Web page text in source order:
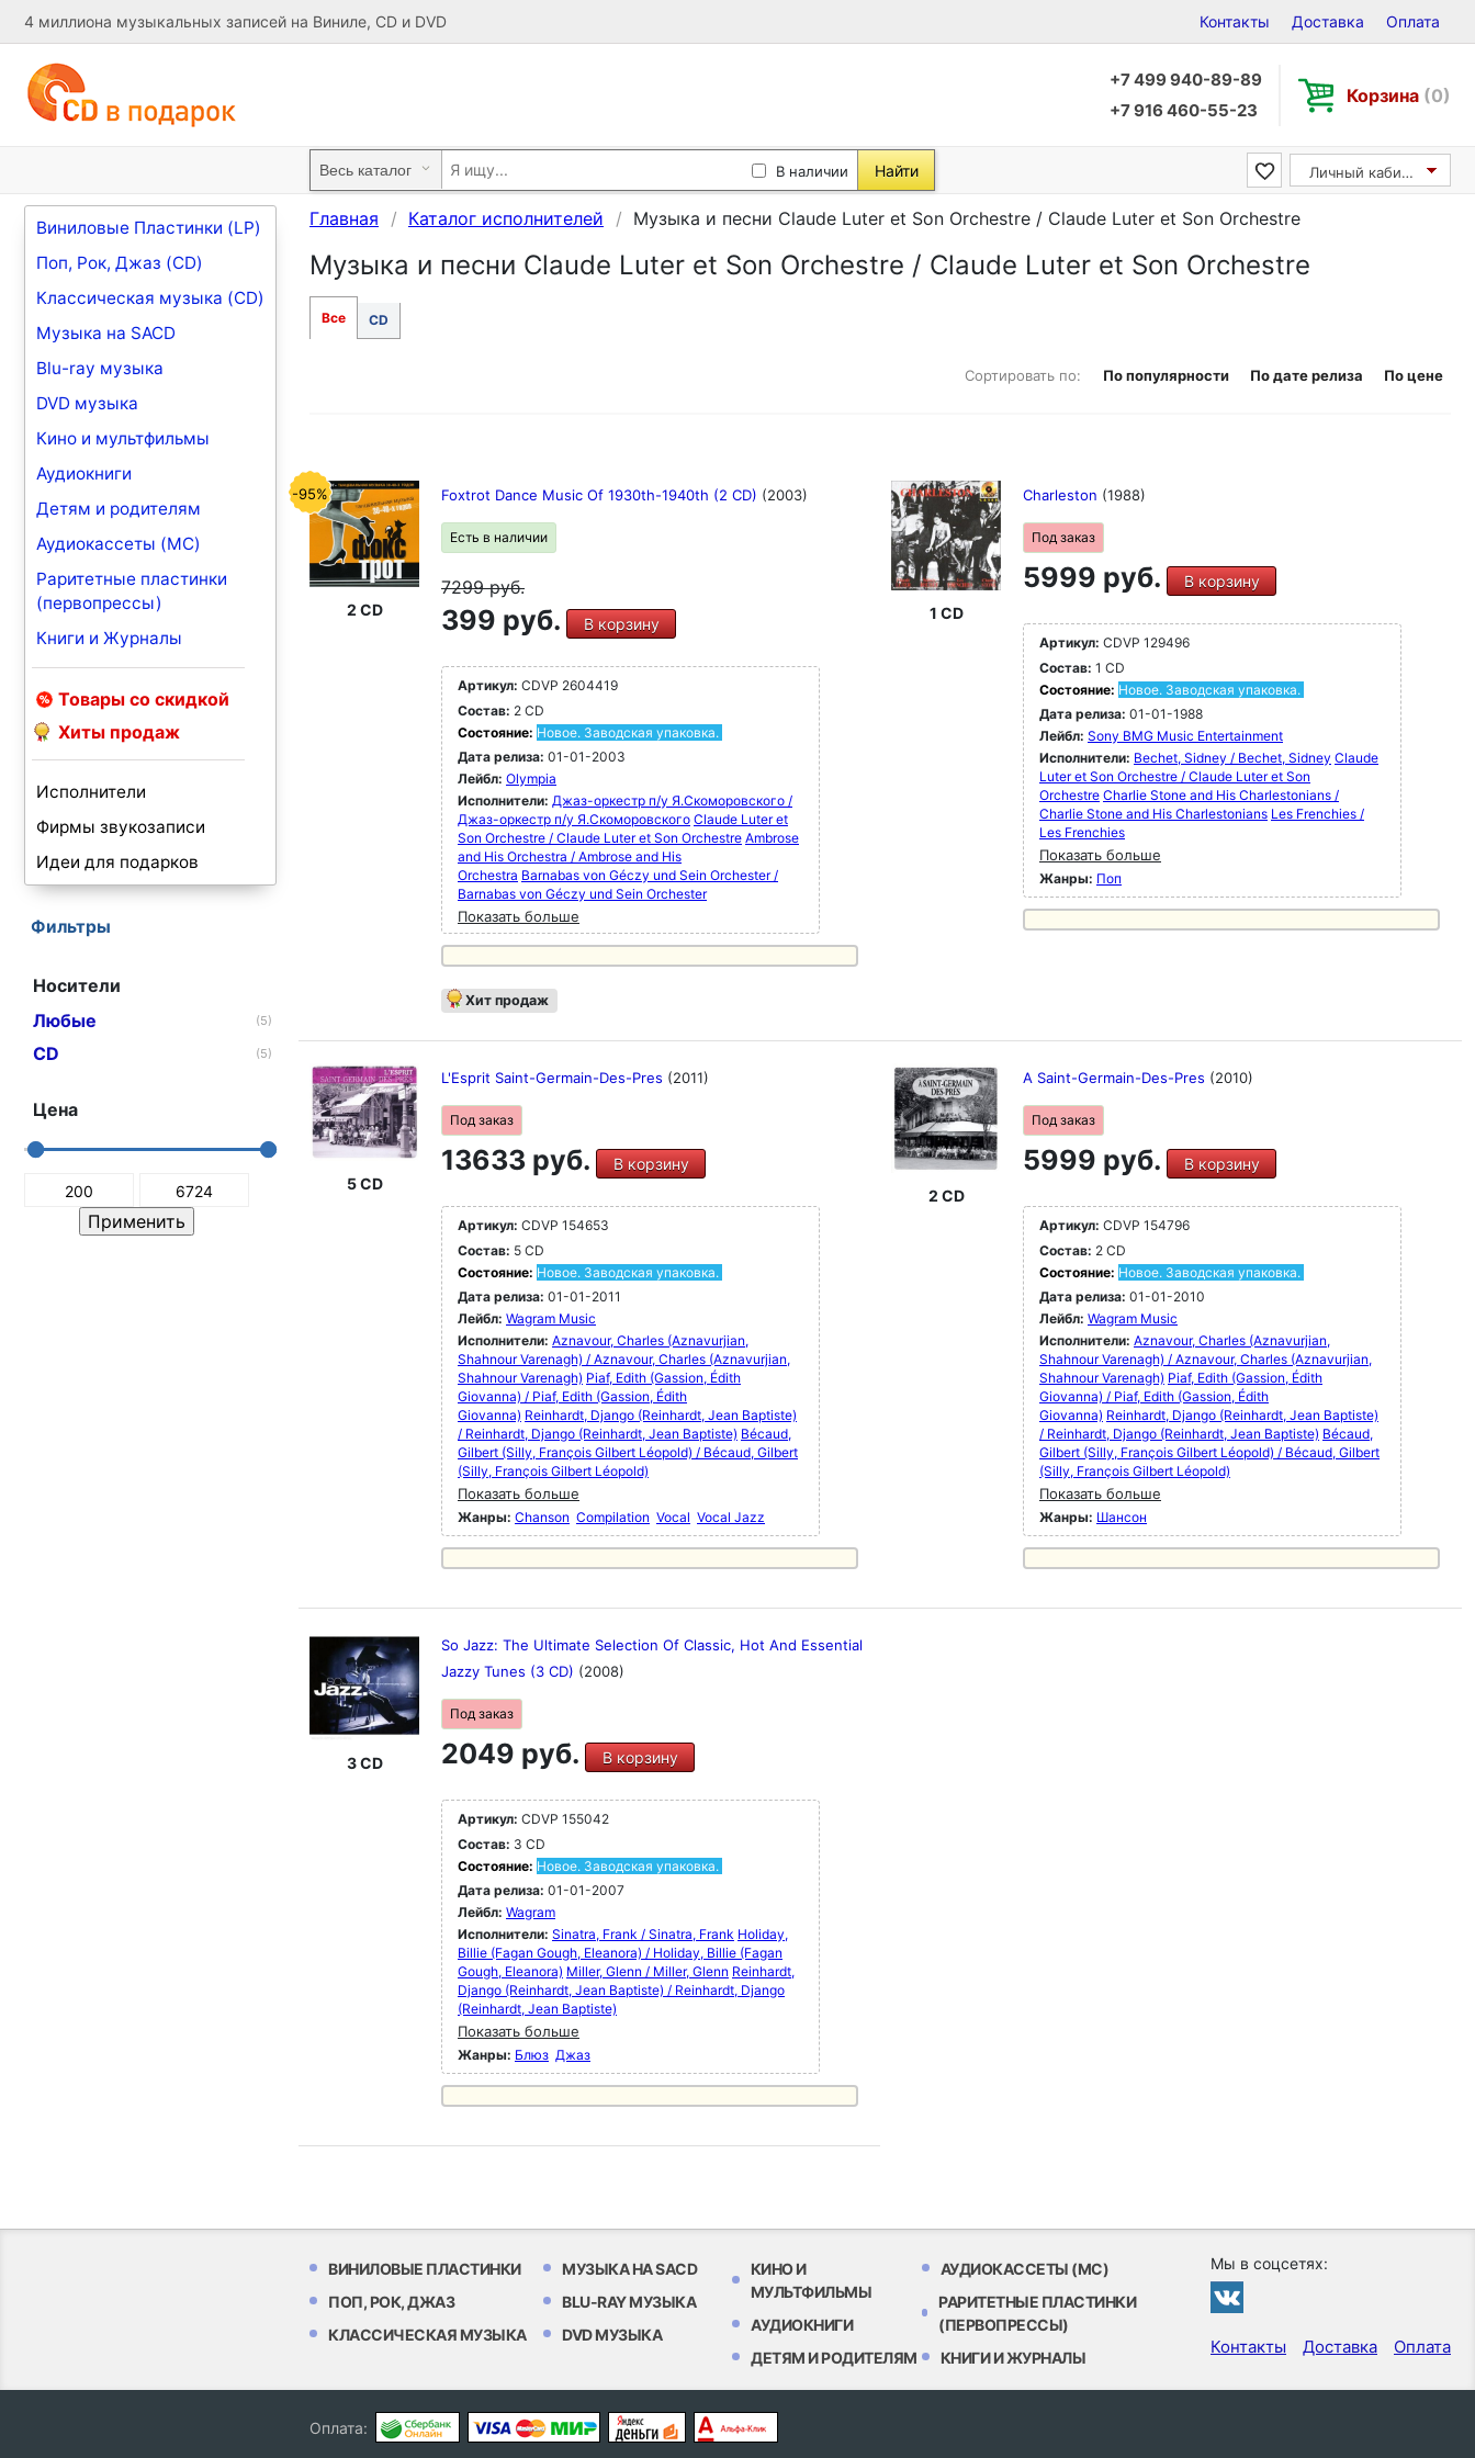
4 миллиона музыкальных записей на Виниле, CD и DVD Контакты Доставка Оплата
+7 499 940-89-89
+7 916 460-55-23
Корзина (0)
В наличии Найти Личный кабинет
Виниловые Пластинки (LP)
Поп, Рок, Джаз (CD)
Классическая музыка (CD)
Музыка на SACD
Blu-ray музыка
DVD музыка
Кино и мультфильмы
Аудиокниги
Детям и родителям
Аудиокассеты (MC)
Раритетные пластинки
(первопрессы)
Книги и Журналы
Товары со скидкой
Хиты продаж
Исполнители
Фирмы звукозаписи
Идеи для подарков
Фильтры
Носители
Любые
(5)
CD (5)
Цена
Главная Каталог исполнителей Музыка и песни Claude Luter et Son Orchestre / Claude Luter et Son Orchestre
Музыка и песни Claude Luter et Son Orchestre / Claude Luter et Son Orchestre
Все CD
Сортировать по: По популярности По дате релиза По цене
-95%
2 CD
Foxtrot Dance Music Of 1930th-1940th (2 CD) (2003)
Есть в наличии
7299руб.
399 руб. В корзину
Артикул: CDVP 2604419
Состав: 2 CD
Состояние: Новое. Заводская упаковка.
Дата релиза: 01-01-2003
Лейбл: Olympia
Исполнители: Джаз-оркестр п/у Я.Скоморовского /
Джаз-оркестр п/у Я.Скоморовского Claude Luter et
Son Orchestre / Claude Luter et Son Orchestre Ambrose
and His Orchestra / Ambrose and His
Orchestra Barnabas von Géczy und Sein Orchester /
Barnabas von Géczy und Sein Orchester
Показать больше
Хит продаж
1 CD
Charleston (1988)
Под заказ
5999 руб. В корзину
Артикул: CDVP 129496
Состав: 1 CD
Состояние: Новое. Заводская упаковка.
Дата релиза: 01-01-1988
Лейбл: Sony BMG Music Entertainment
Исполнители: Bechet, Sidney / Bechet, Sidney Claude
Luter et Son Orchestre / Claude Luter et Son
Orchestre Charlie Stone and His Charlestonians /
Charlie Stone and His Charlestonians Les Frenchies /
Les Frenchies
Показать больше
Жанры: Поп
5 CD
L'Esprit Saint-Germain-Des-Pres (2011)
Под заказ
13633 руб. В корзину
Артикул: CDVP 154653
Состав: 5 CD
Состояние: Новое. Заводская упаковка.
Дата релиза: 01-01-2011
Лейбл: Wagram Music
Исполнители: Aznavour, Charles (Aznavurjian,
Shahnour Varenagh) / Aznavour, Charles (Aznavurjian,
Shahnour Varenagh) Piaf, Edith (Gassion, Édith
Giovanna) / Piaf, Edith (Gassion, Édith
Giovanna) Reinhardt, Django (Reinhardt, Jean Baptiste)
/ Reinhardt, Django (Reinhardt, Jean Baptiste) Bécaud,
Gilbert (Silly, François Gilbert Léopold) / Bécaud, Gilbert
(Silly, François Gilbert Léopold)
Показать больше
Жанры: Chanson Compilation Vocal Vocal Jazz
2 CD
A Saint-Germain-Des-Pres (2010)
Под заказ
5999 руб. В корзину
Артикул: CDVP 154796
Состав: 2 CD
Состояние: Новое. Заводская упаковка.
Дата релиза: 01-01-2010
Лейбл: Wagram Music
Исполнители: Aznavour, Charles (Aznavurjian,
Shahnour Varenagh) / Aznavour, Charles (Aznavurjian,
Shahnour Varenagh) Piaf, Edith (Gassion, Édith
Giovanna) / Piaf, Edith (Gassion, Édith
Giovanna) Reinhardt, Django (Reinhardt, Jean Baptiste)
/ Reinhardt, Django (Reinhardt, Jean Baptiste) Bécaud,
Gilbert (Silly, François Gilbert Léopold) / Bécaud, Gilbert
(Silly, François Gilbert Léopold)
Показать больше
Жанры: Шансон
3 CD
So Jazz: The Ultimate Selection Of Classic, Hot And Essential
Jazzy Tunes (3 CD) (2008)
Под заказ
2049 руб. В корзину
Артикул: CDVP 155042
Состав: 3 CD
Состояние: Новое. Заводская упаковка.
Дата релиза: 01-01-2007
Лейбл: Wagram
Исполнители: Sinatra, Frank / Sinatra, Frank Holiday,
Billie (Fagan Gough, Eleanora) / Holiday, Billie (Fagan
Gough, Eleanora) Miller, Glenn / Miller, Glenn Reinhardt,
Django (Reinhardt, Jean Baptiste) / Reinhardt, Django
(Reinhardt, Jean Baptiste)
Показать больше
Жанры: Блюз Джаз
ВИНИЛОВЫЕ ПЛАСТИНКИ
ПОП, РОК, ДЖАЗ
КЛАССИЧЕСКАЯ МУЗЫКА
МУЗЫКА НА SACD
BLU-RAY МУЗЫКА
DVD МУЗЫКА
КИНО И
МУЛЬТФИЛЬМЫ
АУДИОКНИГИ
ДЕТЯМ И РОДИТЕЛЯМ
АУДИОКАССЕТЫ (MC)
РАРИТЕТНЫЕ ПЛАСТИНКИ
(ПЕРВОПРЕССЫ)
КНИГИ И ЖУРНАЛЫ
Мы в соцсетях:
Контакты Доставка Оплата
Оплата: